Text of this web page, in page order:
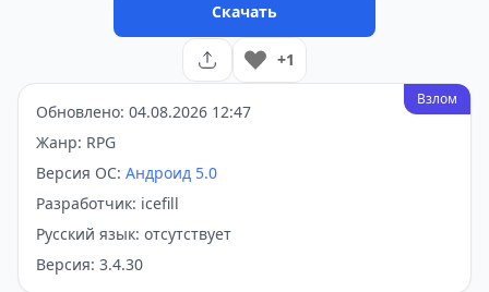
Скачать
+1
Взлом
Обновлено: 04.08.2026 12:47
Жанр: RPG
Версия ОС: Андроид 5.0
Разработчик: icefill
Русский язык: отсутствует
Версия: 3.4.30